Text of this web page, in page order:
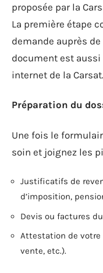
proposée par la
La première étape
demande auprès
document est
internet de la Carsat.
Préparation du
Une fois le
soin et joignez les
Justificatifs de
d’imposition,
Devis ou factures
Attestation de votre
vente, etc.).